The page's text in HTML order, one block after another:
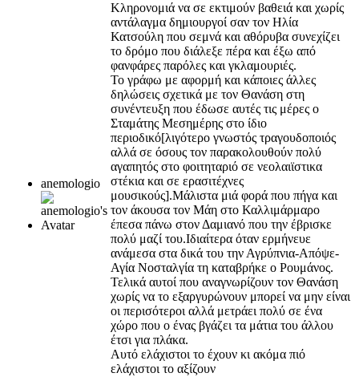
anemologio
Kληρονομιά να σε εκτιμούν βαθειά και χωρίς
αντάλαγμα δημιουργοί σαν τον Ηλία
Κατσούλη που σεμνά και αθόρυβα συνεχίζει
το δρόμο που διάλεξε πέρα και έξω από
φανφάρες παρόλες και γκλαμουριές.
Το γράφω με αφορμή και κάποιες άλλες
δηλώσεις σχετικά με τον Θανάση στη
συνέντευξη που έδωσε αυτές τις μέρες ο
Σταμάτης Μεσημέρης στο ίδιο
περιοδικό[λιγότερο γνωστός τραγουδοποιός
αλλά σε όσους τον παρακολουθούν πολύ
αγαπητός στο φοιτηταριό σε νεολαιϊστικα
στέκια και σε ερασιτέχνες
μουσικούς].Μάλιστα μιά φορά που πήγα και
τον άκουσα τον Μάη στο Καλλιμάρμαρο
έπεσα πάνω στον Δαμιανό που την έβρισκε
πολύ μαζί του.Ιδιαίτερα όταν ερμήνευε
ανάμεσα στα δικά του την Αγρύπνια-Απόψε-
Αγία Νοσταλγία τη καταβρήκε ο Ρουμάνος.
Τελικά αυτοί που αναγνωρίζουν τον Θανάση
χωρίς να το εξαργυρώνουν μπορεί να μην είναι
οι περισότεροι αλλά μετράει πολύ σε ένα
χώρο που ο ένας βγάζει τα μάτια του άλλου
έτσι για πλάκα.
Αυτό ελάχιστοι το έχουν κι ακόμα πιό
ελάχιστοι το αξίζουν